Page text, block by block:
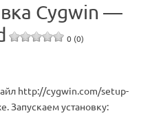
Cygwin —
0 (0)
http://cygwin.com/setup-
Запускаем установку: